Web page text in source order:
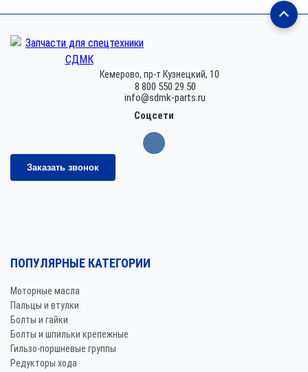
Кемерово, пр-т Кузнецкий, 10
8 800 550 29 50
info@sdmk-parts.ru
Соцсети
Заказать звонок
ПОПУЛЯРНЫЕ КАТЕГОРИИ
Моторные масла
Пальцы и втулки
Болты и гайки
Болты и шпильки крепежные
Гильзо-поршневые группы
Редукторы хода